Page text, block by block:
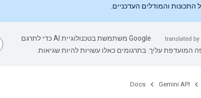
התכונות והמודלים העדכניים.
‫Google משתמשת בטכנולוגיית AI כדי לתרגם
המועדפת עליך. בתרגומים כאלו עשויות להיות שגיאות.
Gemini API
Docs